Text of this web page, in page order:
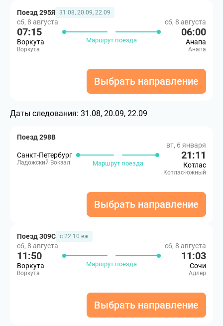
Поезд 295Я 31.08, 20.09, 22.09
сб, 8 августа
07:15
Воркута
Воркута
Маршрут поезда
сб, 8 августа
06:00
Анапа
Анапа
Выбрать направление
Даты следования: 31.08, 20.09, 22.09
Поезд 298В
Санкт-Петербург
Ладожский Вокзал Маршрут поезда
вт, 6 января
21:11
Котлас
Котлас-южный
Выбрать направление
Поезд 309С с 22.10 еж
сб, 8 августа
11:50
Воркута
Воркута
Маршрут поезда
сб, 8 августа
11:03
Сочи
Адлер
Выбрать направление